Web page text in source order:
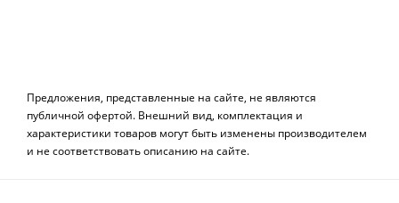
Предложения, представленные на сайте, не являются
публичной офертой. Внешний вид, комплектация и
характеристики товаров могут быть изменены производителем
и не соответствовать описанию на сайте.